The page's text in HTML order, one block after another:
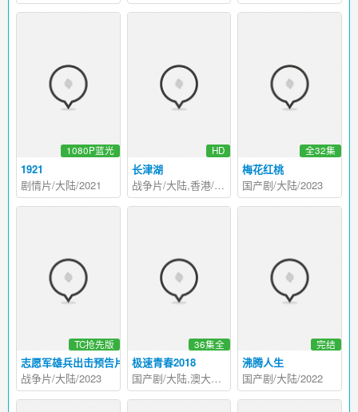
1921
1080P蓝光
剧情片/大陆/2021
长津湖
HD
战争片/大陆,香港/2021
梅花红桃
全32集
国产剧/大陆/2023
志愿军雄兵出击预告片
TC抢先版
战争片/大陆/2023
极速青春2018
36集全
国产剧/大陆,澳大利亚/2018
沸腾人生
完结
国产剧/大陆/2022